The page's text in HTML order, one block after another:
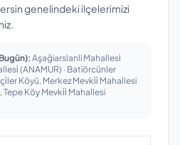
genelindeki ilçelerimizi
Aşağiarslanli Mahallesi̇
(ANAMUR) · Batiörcünler
Köyü, Merkez Mevki̇i̇ Mahallesi
Tepe Köy Mevki̇i̇ Mahallesi